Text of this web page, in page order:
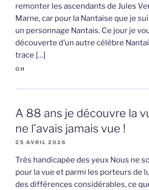
remonter les ascendants de Jules
Marne, car pour la Nantaise que je
un personnage Nantais. Ce jour je
découverte d’un autre célèbre
trace […]
OH
A 88 ans je découvre la
ne l’avais jamais vue !
25 AVRIL 2026
Très handicapée des yeux Nous ne
pour la vue et parmi les porteurs de
des différences considérables, ce